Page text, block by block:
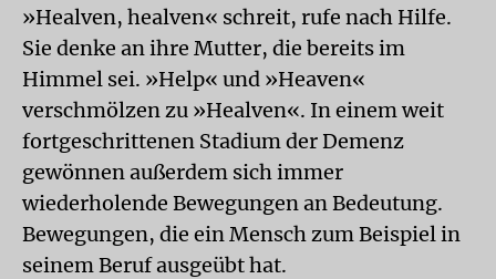
»Healven, healven« schreit, rufe nach Hilfe.
Sie denke an ihre Mutter, die bereits im
Himmel sei. »Help« und »Heaven«
verschmölzen zu »Healven«. In einem weit
fortgeschrittenen Stadium der Demenz
gewönnen außerdem sich immer
wiederholende Bewegungen an Bedeutung.
Bewegungen, die ein Mensch zum Beispiel in
seinem Beruf ausgeübt hat.